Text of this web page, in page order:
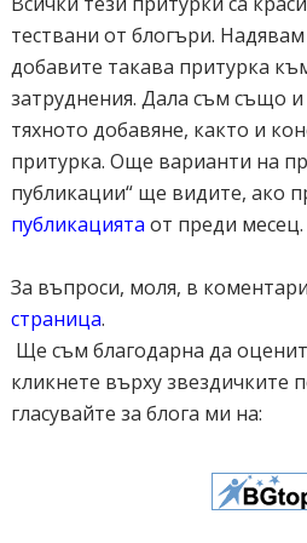
margin: 0 0 -5px;
.recent-posts-wrap a { text-
.recent-posts-wrap
.post-date {color:#e0c0c6;
.recent-post-title a {font-size:
#444;}
.recent-post-title
.recent-posts-details a{
</style>
function
class="recent-posts-wrap">');for(var
{var
ar
{if("replies"==n.link[o].rel&&"text/
тествани от блогъри.
добавите такава притурка
затруднения. Дала съм също и
тяхното добавяне, както и
притурка. Още варианти на
публикации“ ще видите, ако
публикацията от преди месец.
За въпроси, моля, в
страница.
Ще съм благодарна да
кликнете върху звездичките
гласувайте за блога ми на: